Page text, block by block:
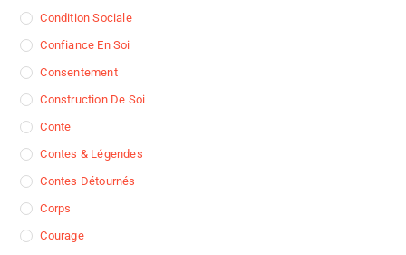
Condition Sociale
Confiance En Soi
Consentement
Construction De Soi
Conte
Contes & Légendes
Contes Détournés
Corps
Courage